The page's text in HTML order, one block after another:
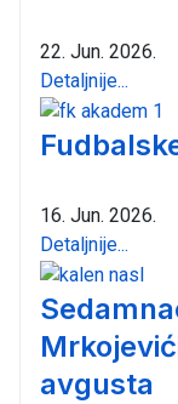
22. Jun. 2026.
Detaljnije...
16. Jun. 2026.
Detaljnije...
avgusta